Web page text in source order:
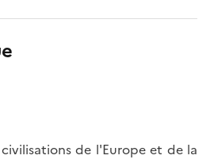
de l'Europe et de la